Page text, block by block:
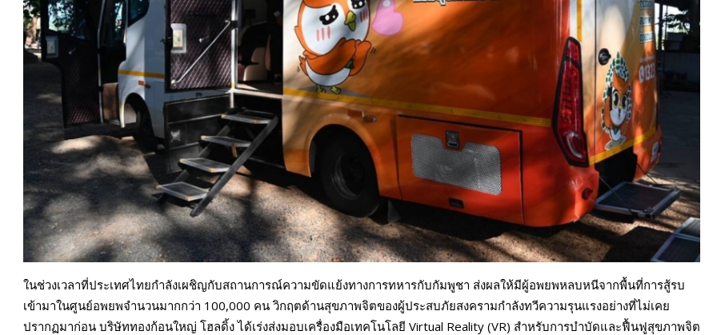
ในช่วงเวลาที่ประเทศไทยกำลังเผชิญกับสถานการณ์ความขัดแย้งทางการทหารกับกัมพูชา ส่งผลให้มีผู้อพยพหลบหนีจากพื้นที่การสู้รบ
เข้ามาในศูนย์อพยพจำนวนมากกว่า 100,000 คน วิกฤตด้านสุขภาพจิตของผู้ประสบภัยสงครามกำลังทวีความรุนแรงอย่างที่ไม่เคย
ปรากฏมาก่อน บริษัททองก้อนใหญ่ โฮลดิ้ง ได้เร่งส่งมอบเครื่องมือเทคโนโลยี Virtual Reality (VR) สำหรับการบำบัดและฟื้นฟูสุขภาพจิต